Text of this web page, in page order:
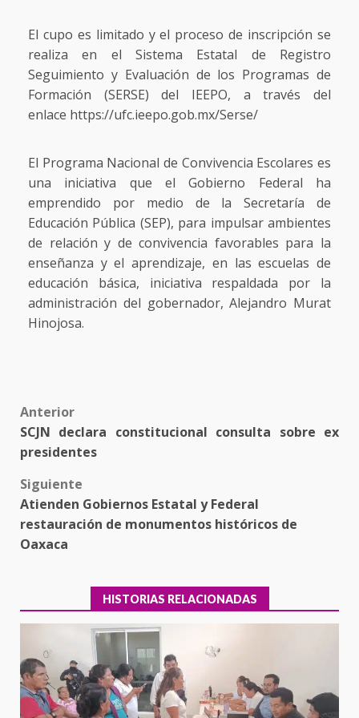
El cupo es limitado y el proceso de inscripción se
realiza en el Sistema Estatal de Registro
Seguimiento y Evaluación de los Programas de
Formación (SERSE) del IEEPO, a través del
enlace https://ufc.ieepo.gob.mx/Serse/
El Programa Nacional de Convivencia Escolares es
una iniciativa que el Gobierno Federal ha
emprendido por medio de la Secretaría de
Educación Pública (SEP), para impulsar ambientes
de relación y de convivencia favorables para la
enseñanza y el aprendizaje, en las escuelas de
educación básica, iniciativa respaldada por la
administración del gobernador, Alejandro Murat
Hinojosa.
Post
navigation
Anterior
SCJN declara constitucional consulta sobre ex
presidentes
Siguiente
Atienden Gobiernos Estatal y Federal
restauración de monumentos históricos de
Oaxaca
HISTORIAS RELACIONADAS